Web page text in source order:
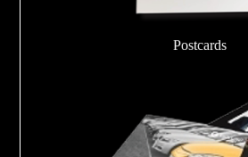
Postcards